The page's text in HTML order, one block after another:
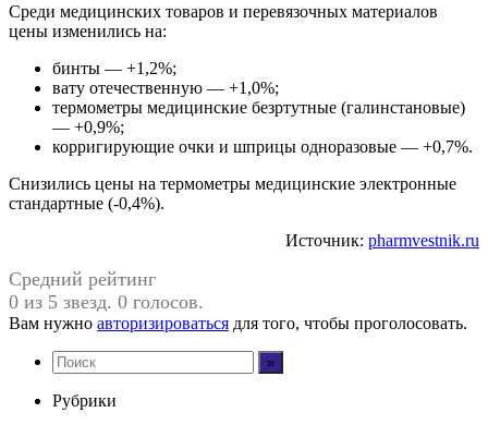
Среди медицинских товаров и перевязочных материалов
цены изменились на:
бинты — +1,2%;
вату отечественную — +1,0%;
термометры медицинские безртутные (галинстановые)
— +0,9%;
корригирующие очки и шприцы одноразовые — +0,7%.
Снизились цены на термометры медицинские электронные
стандартные (-0,4%).
Источник: pharmvestnik.ru
Средний рейтинг
0 из 5 звезд. 0 голосов.
Вам нужно авторизироваться для того, чтобы проголосовать.
Рубрики